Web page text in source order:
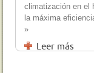
climatización en el
la máxima
»
Leer más